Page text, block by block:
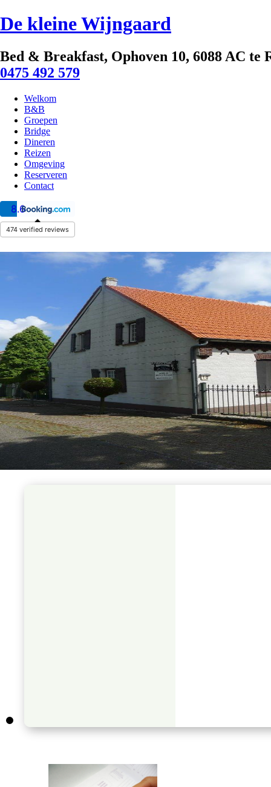
De kleine Wijngaard
Bed & Breakfast, Ophoven 10, 6088 AC te
0475 492 579
Welkom
B&B
Groepen
Bridge
Dineren
Reizen
Omgeving
Reserveren
Contact
8.6
474 verified reviews